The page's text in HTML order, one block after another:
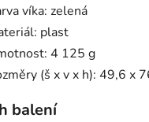
víka: zelená
plast
4 125 g
(š x v x h): 49,6 x
balení